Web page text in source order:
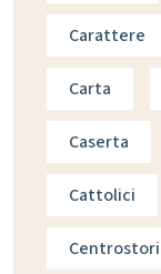
Carattere
Carta
Caserta
Cattolici